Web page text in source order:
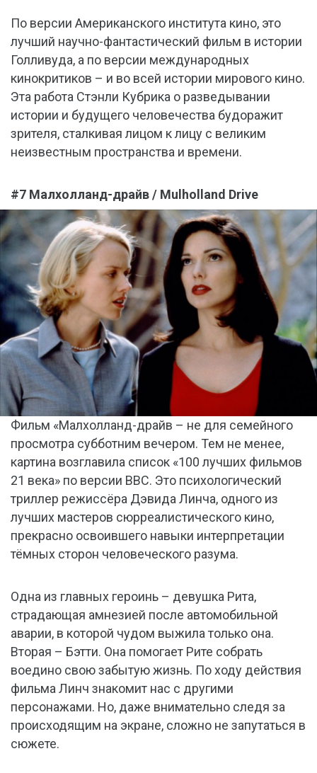
По версии Американского института кино, это
лучший научно-фантастический фильм в истории
Голливуда, а по версии международных
кинокритиков – и во всей истории мирового кино.
Эта работа Стэнли Кубрика о разведывании
истории и будущего человечества будоражит
зрителя, сталкивая лицом к лицу с великим
неизвестным пространства и времени.
#7 Малхолланд-драйв / Mulholland Drive
Фильм «Малхолланд-драйв – не для семейного
просмотра субботним вечером. Тем не менее,
картина возглавила список «100 лучших фильмов
21 века» по версии BBC. Это психологический
триллер режиссёра Дэвида Линча, одного из
лучших мастеров сюрреалистического кино,
прекрасно освоившего навыки интерпретации
тёмных сторон человеческого разума.
Одна из главных героинь – девушка Рита,
страдающая амнезией после автомобильной
аварии, в которой чудом выжила только она.
Вторая – Бэтти. Она помогает Рите собрать
воедино свою забытую жизнь. По ходу действия
фильма Линч знакомит нас с другими
персонажами. Но, даже внимательно следя за
происходящим на экране, сложно не запутаться в
сюжете.